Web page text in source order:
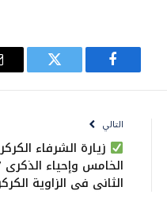
فيسبوك تويتر
التالي
زيارة الشرفاء
الثاني في الزاوية